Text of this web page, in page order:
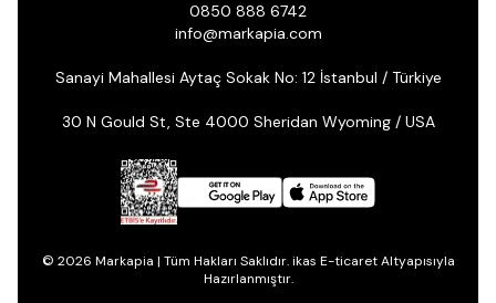
0850 888 6742
info@markapia.com
Sanayi Mahallesi Aytaç Sokak No: 12 İstanbul / Türkiye
30 N Gould St, Ste 4000 Sheridan Wyoming / USA
© 2026 Markapia | Tüm Hakları Saklıdır. ikas E-ticaret Altyapısıyla
Hazırlanmıştır.